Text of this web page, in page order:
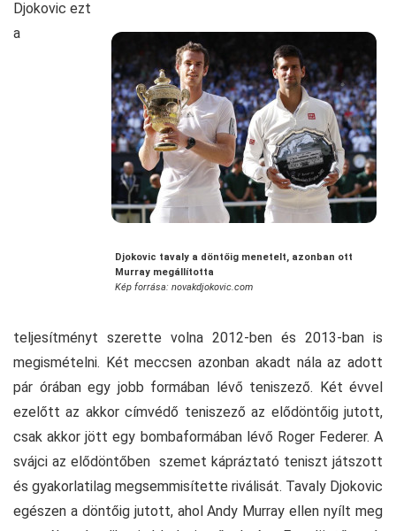
Djokovic tavaly a döntőig menetelt, azonban ott
Murray megállította
Kép forrása: novakdjokovic.com
Djokovic ezt
a
teljesítményt szerette volna 2012-ben és 2013-ban is
megismételni. Két meccsen azonban akadt nála az adott
pár órában egy jobb formában lévő teniszező. Két évvel
ezelőtt az akkor címvédő teniszező az elődöntőig jutott,
csak akkor jött egy bombaformában lévő Roger Federer. A
svájci az elődöntőben szemet kápráztató teniszt játszott
és gyakorlatilag megsemmisítette riválisát. Tavaly Djokovic
egészen a döntőig jutott, ahol Andy Murray ellen nyílt meg